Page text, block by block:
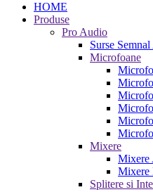
HOME
Produse
Pro Audio
Surse
Microfoane
Mixere
Mixere
Mixere
Splitere si